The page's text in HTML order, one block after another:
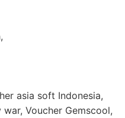
asia soft Indonesia,
Voucher Gemscool,